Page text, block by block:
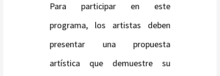
Para participar en este
programa, los artistas deben
presentar una propuesta
artística que demuestre su